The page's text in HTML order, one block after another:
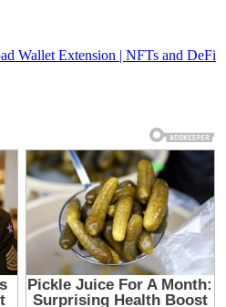
Wallet Extension | NFTs and DeFi